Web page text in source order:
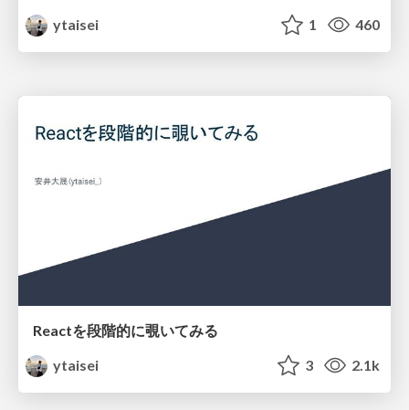
ytaisei
1 460
Reactを段階的に覗いてみる
ytaisei
3 2.1k